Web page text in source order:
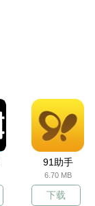
91助手
6.70 MB
下载